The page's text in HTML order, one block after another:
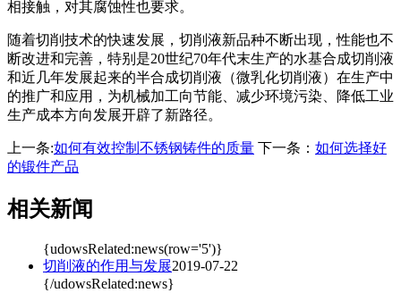
相接触，对其腐蚀性也要求。
随着切削技术的快速发展，切削液新品种不断出现，性能也不
断改进和完善，特别是20世纪70年代末生产的水基合成切削液
和近几年发展起来的半合成切削液（微乳化切削液）在生产中
的推广和应用，为机械加工向节能、减少环境污染、降低工业
生产成本方向发展开辟了新路径。
上一条:如何有效控制不锈钢铸件的质量 下一条： 如何选择好
的锻件产品
相关新闻
{udowsRelated:news(row='5')}
切削液的作用与发展2019-07-22
{/udowsRelated:news}